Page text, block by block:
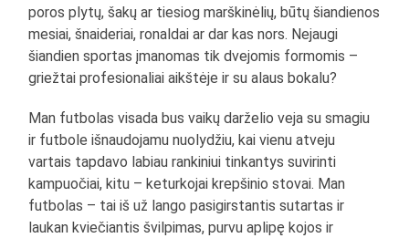
poros plytų, šakų ar tiesiog marškinėlių, būtų šiandienos
mesiai, šnaideriai, ronaldai ar dar kas nors. Nejaugi
šiandien sportas įmanomas tik dvejomis formomis –
griežtai profesionaliai aikštėje ir su alaus bokalu?
Man futbolas visada bus vaikų darželio veja su smagiu
ir futbole išnaudojamu nuolydžiu, kai vienu atveju
vartais tapdavo labiau rankiniui tinkantys suvirinti
kampuočiai, kitu – keturkojai krepšinio stovai. Man
futbolas – tai iš už lango pasigirstantis sutartas ir
laukan kviečiantis švilpimas, purvu aplipę kojos ir